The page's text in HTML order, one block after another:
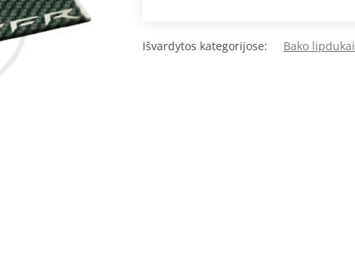
Išvardytos kategorijose: Bako lipdukai